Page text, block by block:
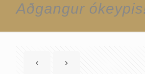
Aðgangur